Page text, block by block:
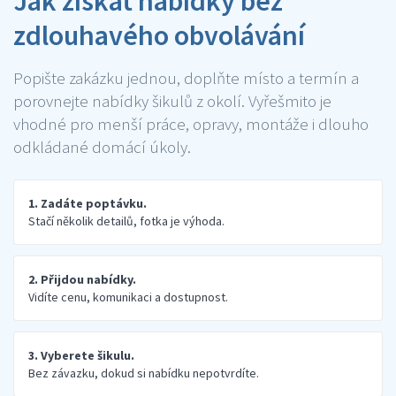
zdlouhavého obvolávání
Popište zakázku jednou, doplňte místo a termín a
porovnejte nabídky šikulů z okolí. Vyřešmito je
vhodné pro menší práce, opravy, montáže i dlouho
odkládané domácí úkoly.
1. Zadáte poptávku.
Stačí několik detailů, fotka je výhoda.
2. Přijdou nabídky.
Vidíte cenu, komunikaci a dostupnost.
3. Vyberete šikulu.
Bez závazku, dokud si nabídku nepotvrdíte.